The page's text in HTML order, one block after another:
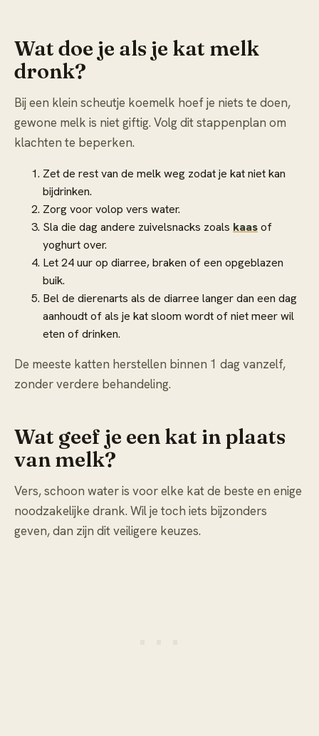
Wat doe je als je kat melk
dronk?
Bij een klein scheutje koemelk hoef je niets te doen,
gewone melk is niet giftig. Volg dit stappenplan om
klachten te beperken.
Zet de rest van de melk weg zodat je kat niet kan
bijdrinken.
Zorg voor volop vers water.
Sla die dag andere zuivelsnacks zoals kaasof
yoghurt over.
Let 24 uur op diarree, braken of een opgeblazen
buik.
Bel de dierenarts als de diarree langer dan een dag
aanhoudt of als je kat sloom wordt of niet meer wil
eten of drinken.
De meeste katten herstellen binnen 1 dag vanzelf,
zonder verdere behandeling.
Wat geef je een kat in plaats
van melk?
Vers, schoon water is voor elke kat de beste en enige
noodzakelijke drank. Wil je toch iets bijzonders
geven, dan zijn dit veiligere keuzes.